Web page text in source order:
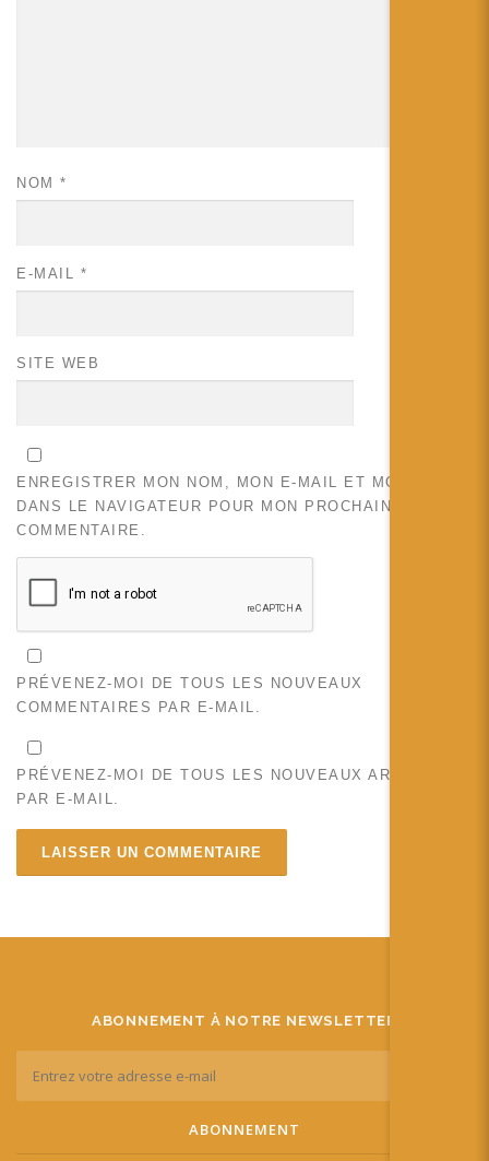
NOM *
E-MAIL *
SITE WEB
ENREGISTRER MON NOM, MON E-MAIL ET MON SITE
DANS LE NAVIGATEUR POUR MON PROCHAIN
COMMENTAIRE.
PRÉVENEZ-MOI DE TOUS LES NOUVEAUX
COMMENTAIRES PAR E-MAIL.
PRÉVENEZ-MOI DE TOUS LES NOUVEAUX ARTICLES
PAR E-MAIL.
ABONNEMENT À NOTRE NEWSLETTER